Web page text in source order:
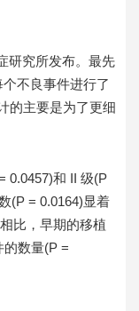
研究所发布。最先
不良事件进行了
的主要是为了更细
0.0457)和 II 级(P
(P = 0.0164)显着
比，早期的移植
的数量(P =